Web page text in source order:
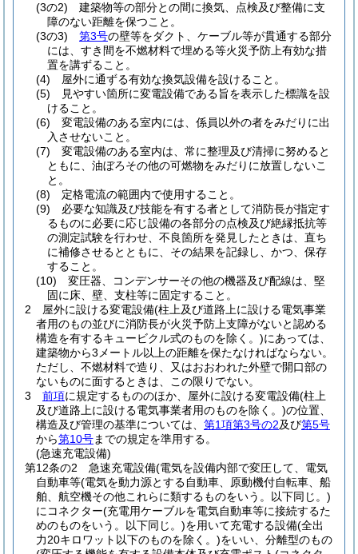
(3の2)
建築物等の部分との間に換気、点検及び整備に支
障のない距離を保つこと。
(3の3)
第3号の壁等をダクト、ケーブル等が貫通する部分
には、すき間を不燃材料で埋める等火災予防上有効な措
置を講ずること。
(4)
屋外に通ずる有効な換気設備を設けること。
(5)
見やすい箇所に変電設備である旨を表示した標識を設
けること。
(6)
変電設備のある室内には、係員以外の者をみだりに出
入させないこと。
(7)
変電設備のある室内は、常に整理及び清掃に努めると
ともに、油ぼろその他の可燃物をみだりに放置しないこ
と。
(8)
定格電流の範囲内で使用すること。
(9)
必要な知識及び技能を有する者として消防長が指定す
るものに必要に応じ設備の各部分の点検及び絶縁抵抗等
の測定試験を行わせ、不良箇所を発見したときは、直ち
に補修させるとともに、その結果を記録し、かつ、保存
すること。
(10)
変圧器、コンデンサーその他の機器及び配線は、堅
固に床、壁、支柱等に固定すること。
2
屋外に設ける変電設備(柱上及び道路上に設ける電気事業
者用のもの並びに消防長が火災予防上支障がないと認める
構造を有するキュービクル式のものを除く。)にあっては、
建築物から3メートル以上の距離を保たなければならない。
ただし、不燃材料で造り、又はおおわれた外壁で開口部の
ないものに面するときは、この限りでない。
3
前項に規定するもののほか、屋外に設ける変電設備(柱上
及び道路上に設ける電気事業者用のものを除く。)の位置、
構造及び管理の基準については、 第1項第3号の2及び第5号
から第10号までの規定を準用する。
(急速充電設備)
第12条の2
急速充電設備(電気を設備内部で変圧して、電気
自動車等(電気を動力源とする自動車、原動機付自転車、船
舶、航空機その他これらに類するものをいう。以下同じ。)
にコネクター(充電用ケーブルを電気自動車等に接続するた
めのものをいう。以下同じ。)を用いて充電する設備(全出
力20キロワット以下のものを除く。)をいい、分離型のもの